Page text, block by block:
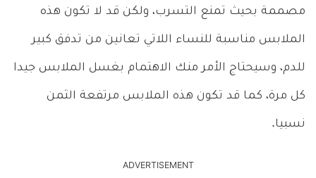
مصممة بحيث تمنع التسرب، ولكن قد لا تكون هذه
الملابس مناسبة للنساء اللاتي تعانين من تدفق كبير
للدم، وسيحتاج الأمر منك الاهتمام بغسل الملابس جيدا
كل مرة، كما قد تكون هذه الملابس مرتفعة الثمن
نسبيا.
ADVERTISEMENT